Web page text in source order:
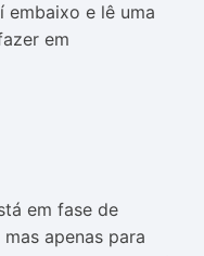
embaixo e lê uma
em
em fase de
apenas para